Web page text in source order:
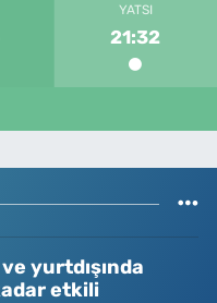
YATSI
21:32
yurtdışında
etkili